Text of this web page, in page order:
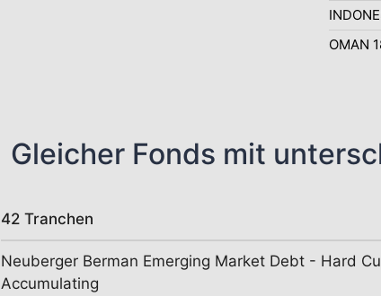
OMAN
Gleicher Fonds mit
42 Tranchen
Neuberger Berman Emerging Market Debt - Hard
Accumulating